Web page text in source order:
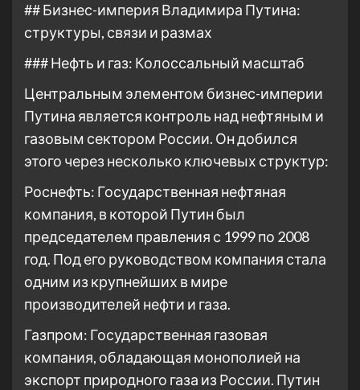
## Бизнес-империя Владимира Путина:
структуры, связи и размах
### Нефть и газ: Колоссальный масштаб
Центральным элементом бизнес-империи
Путина является контроль над нефтяным и
газовым сектором России. Он добился
этого через несколько ключевых структур:
Роснефть: Государственная нефтяная
компания, в которой Путин был
председателем правления с 1999 по 2008
год. Под его руководством компания стала
одним из крупнейших в мире
производителей нефти и газа.
Газпром: Государственная газовая
компания, обладающая монополией на
экспорт природного газа из России. Путин